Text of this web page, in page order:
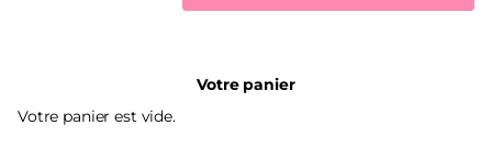
Votre panier
Votre panier est vide.